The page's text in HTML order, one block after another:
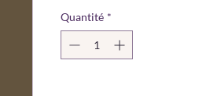
Quantité *